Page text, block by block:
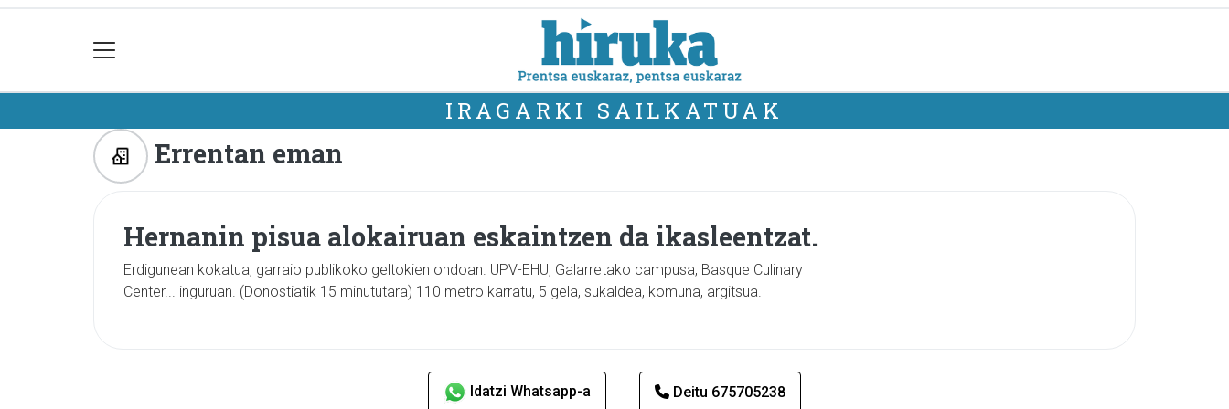
IRAGARKI SAILKATUAK
Errentan eman
Hernanin pisua alokairuan eskaintzen da ikasleentzat.
Erdigunean kokatua, garraio publikoko geltokien ondoan. UPV-EHU, Galarretako campusa, Basque Culinary
Center... inguruan. (Donostiatik 15 minututara) 110 metro karratu, 5 gela, sukaldea, komuna, argitsua.
Idatzi Whatsapp-a Deitu 675705238